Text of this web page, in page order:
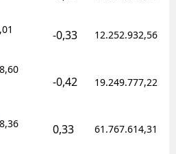
-0,33 12.252.932,56
-0,42 19.249.777,22
0,33 61.767.614,31